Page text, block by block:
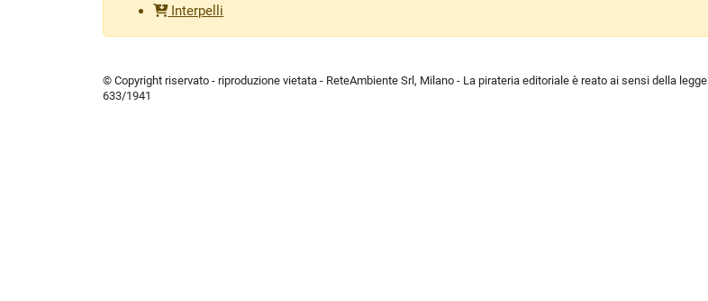
Interpelli
© Copyright riservato - riproduzione vietata - ReteAmbiente Srl, Milano - La pirateria editoriale è reato ai sensi della legge
633/1941